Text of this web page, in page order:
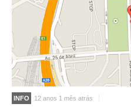
INFO 12 anos 1 mês atrás